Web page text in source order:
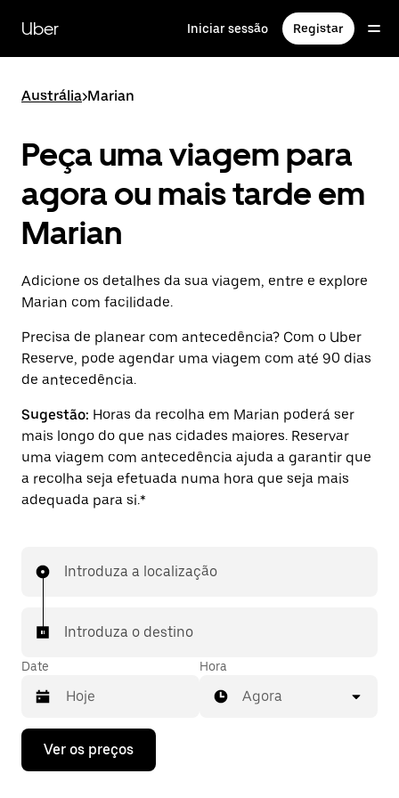
para
conteúdo
Uber Iniciar sessão Registar
Austrália>Marian
Peça uma viagem para
agora ou mais tarde em
Marian
Adicione os detalhes da sua viagem, entre e explore
Marian com facilidade.
Precisa de planear com antecedência? Com o Uber
Reserve, pode agendar uma viagem com até 90 dias
de antecedência.
Sugestão: Horas da recolha em Marian poderá ser
mais longo do que nas cidades maiores. Reservar
uma viagem com antecedência ajuda a garantir que
a recolha seja efetuada numa hora que seja mais
adequada para si.*
Introduza a localização
Introduza o destino
Date
Prima
tecla
Hora
Agora
Ver os preços